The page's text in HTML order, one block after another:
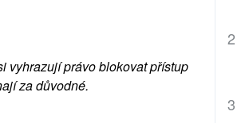
vyhrazují právo blokovat přístup
za důvodné.